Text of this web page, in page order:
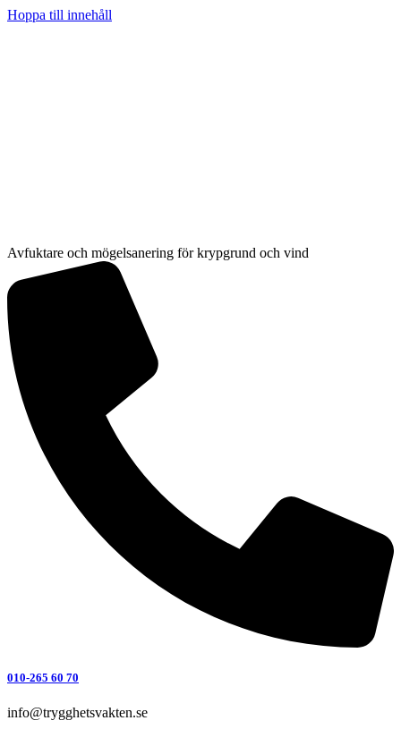
Hoppa till innehåll
Avfuktare och mögelsanering för krypgrund och vind
010-265 60 70
info@trygghetsvakten.se